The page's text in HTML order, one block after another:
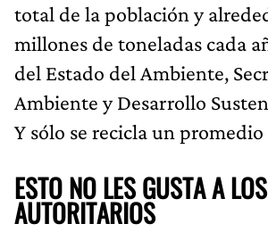
total de la población y
millones de toneladas cada
del Estado del Ambiente,
Ambiente y Desarrollo
Y sólo se recicla un promedio
ESTO NO LES GUSTA A LOS
AUTORITARIOS